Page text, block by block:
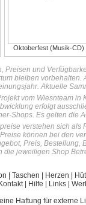
Oktoberfest (Musik-CD)
Preisen und
bleiben vorbehalten.
Aktuelle
vom Wiesnteam in
erfolgt
Shops. Es gelten die
verstehen sich als
können bei den
Preis, Bestellung,
die jeweiligen Shop
Taschen Herzen
Kontakt| Hilfe Links
Haftung für externe